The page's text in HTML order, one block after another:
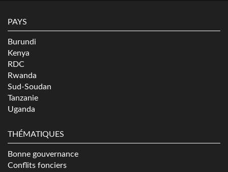
PAYS
Burundi
Kenya
RDC
Rwanda
Sud-Soudan
Tanzanie
Uganda
THÉMATIQUES
Bonne gouvernance
Conflits fonciers